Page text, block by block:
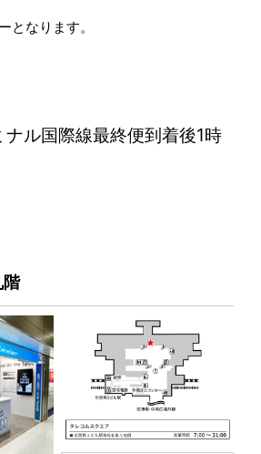
となります。
ル国際線最終便到着後1時
階